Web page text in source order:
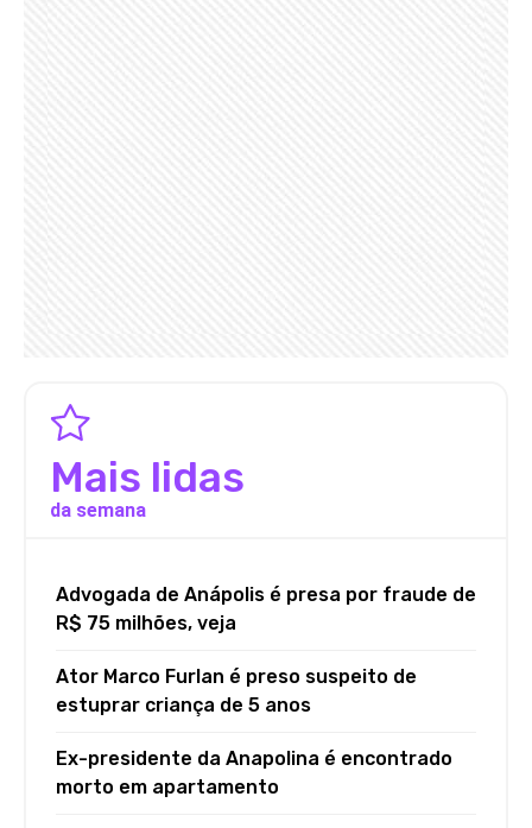
Mais lidas
da semana
Advogada de Anápolis é presa por fraude de
R$ 75 milhões, veja
Ator Marco Furlan é preso suspeito de
estuprar criança de 5 anos
Ex-presidente da Anapolina é encontrado
morto em apartamento